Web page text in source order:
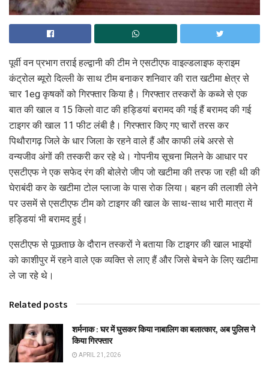
पूर्वी वन प्रभाग तराई हल्द्वानी की टीम ने एसटीएफ वाइल्डलाइफ क्राइम
कंट्रोल ब्यूरो दिल्ली के साथ टीम बनाकर शनिवार की रात खटीमा क्षेत्र से
चार 1eg कृषकों को गिरफ्तार किया है। गिरफ्तार तस्करों के कब्जे से एक
बात की खाल व 15 किलो वाट की हड्डियां बरामद की गई हैं बरामद की गई
टाइगर की खाल 11 फीट लंबी है। गिरफ्तार किए गए चारों तरस कर
पिथौरागढ़ जिले के धार जिला के रहने वाले हैं और काफी लंबे अरसे से
वन्यजीव अंगों की तस्करी कर रहे थे। गोपनीय सूचना मिलने के आधार पर
एसटीएफ ने एक सफेद रंग की बोलेरो जीप जो खटीमा की तरफ जा रही थी की
घेराबंदी कर के खटीमा टोल प्लाजा के पास रोक लिया। बहन की तलाशी लेने
पर उसमें से एसटीएफ टीम को टाइगर की खाल के साथ-साथ भारी मात्रा में
हड्डियां भी बरामद हुई।
एसटीएफ से पूछताछ के दौरान तस्करों ने बताया कि टाइगर की खाल भाइयों
को काशीपुर में रहने वाले एक व्यक्ति से लाए हैं और जिसे बेचने के लिए खटीमा
ले जा रहे थे।
Related posts
शर्मनाक : घर में घुसकर किया नाबालिग का बलात्कार, अब पुलिस ने
किया गिरफ्तार
APRIL 21, 2026